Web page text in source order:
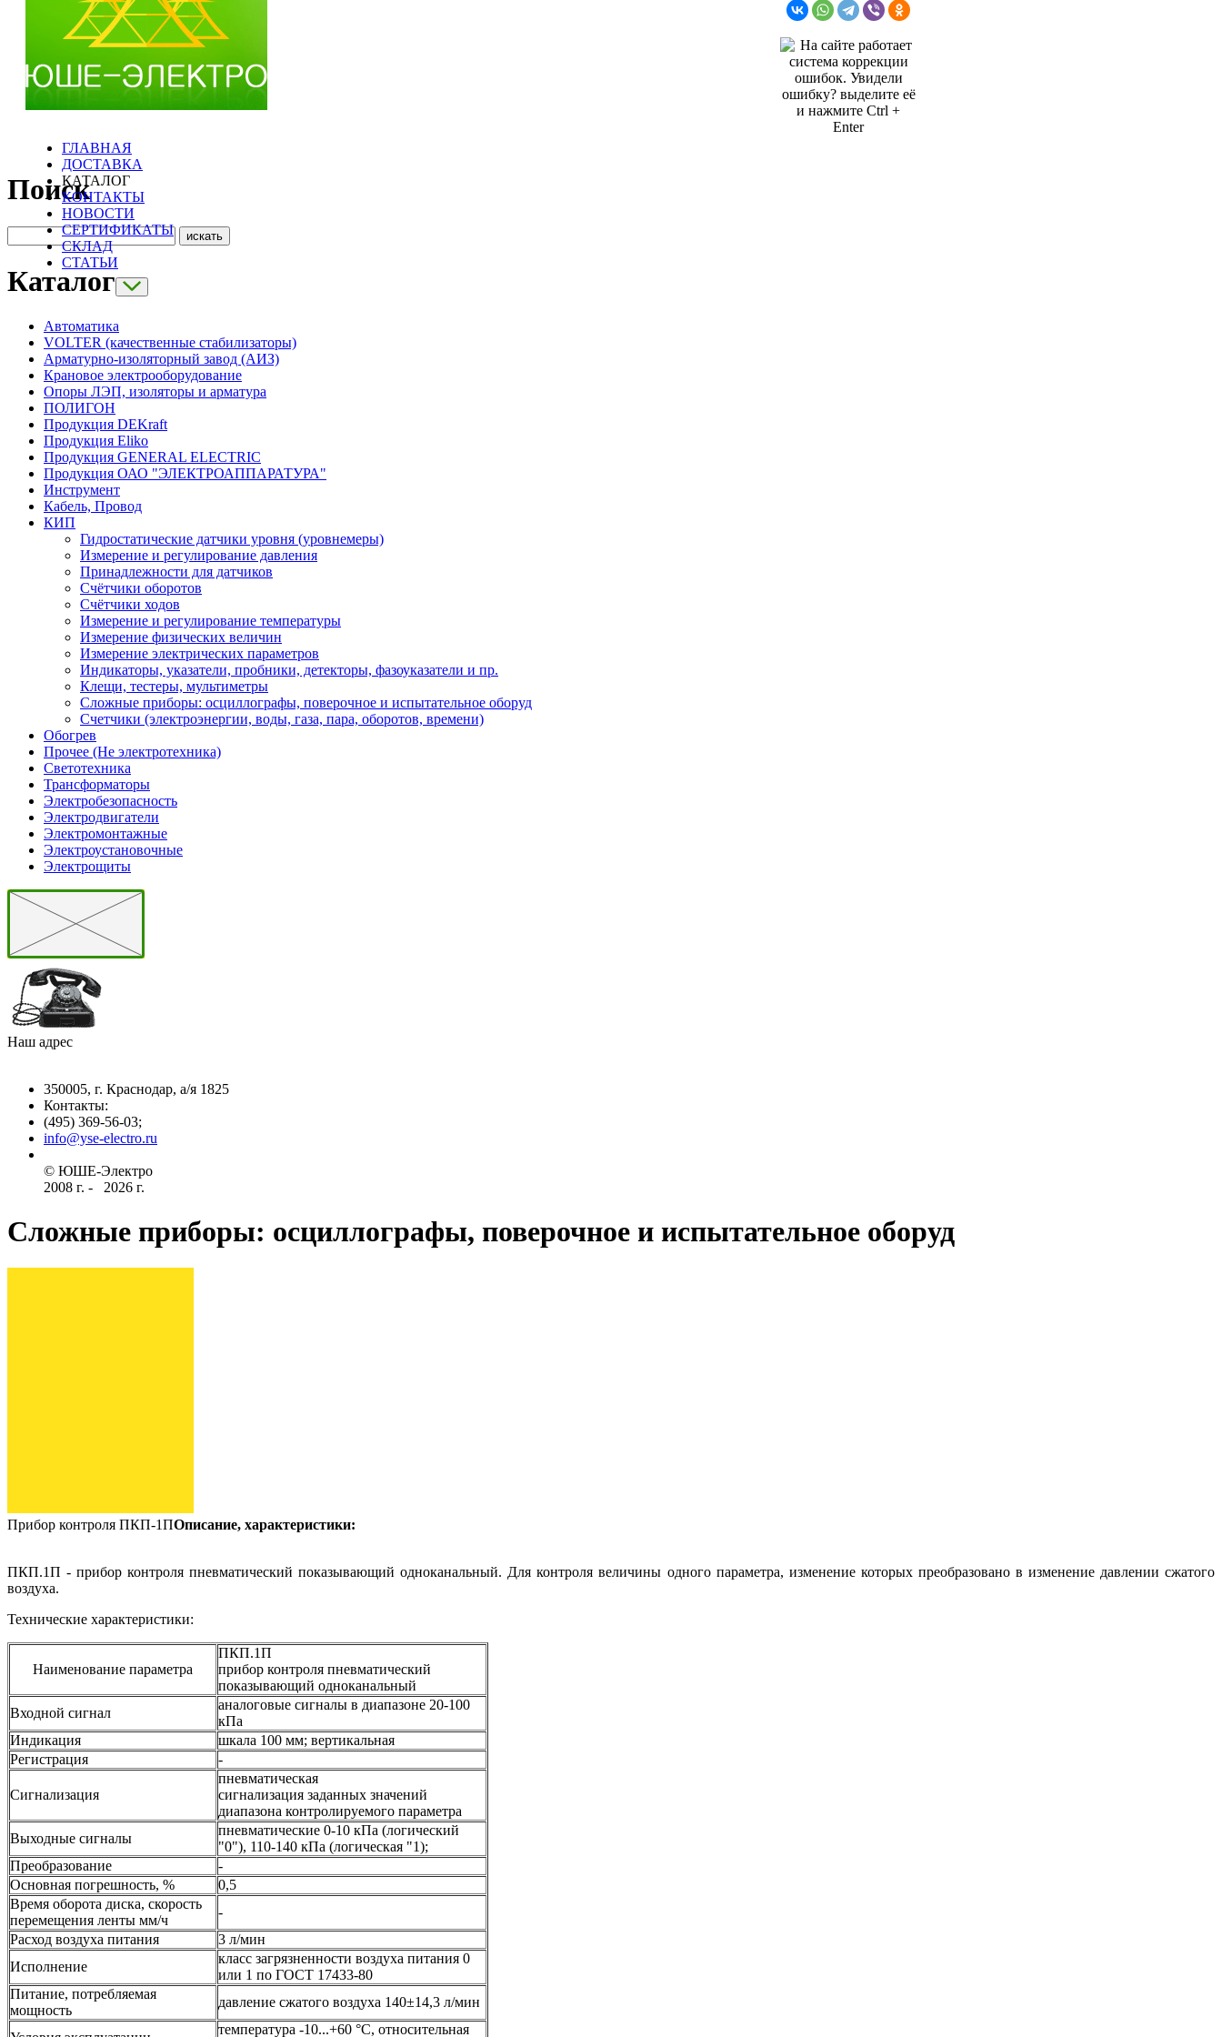
ГЛАВНАЯ
ДОСТАВКА
КАТАЛОГ
КОНТАКТЫ
НОВОСТИ
СЕРТИФИКАТЫ
СКЛАД
СТАТЬИ
Поиск
Каталог
Автоматика
VOLTER (качественные стабилизаторы)
Арматурно-изоляторный завод (АИЗ)
Крановое электрооборудование
Опоры ЛЭП, изоляторы и арматура
ПОЛИГОН
Продукция DEKraft
Продукция Eliko
Продукция GENERAL ELECTRIC
Продукция ОАО "ЭЛЕКТРОАППАРАТУРА"
Инструмент
Кабель, Провод
КИП
Гидростатические датчики уровня (уровнемеры)
Измерение и регулирование давления
Принадлежности для датчиков
Счётчики оборотов
Счётчики ходов
Измерение и регулирование температуры
Измерение физических величин
Измерение электрических параметров
Индикаторы, указатели, пробники, детекторы, фазоуказатели и пр.
Клещи, тестеры, мультиметры
Сложные приборы: осциллографы, поверочное и испытательное оборуд
Счетчики (электроэнергии, воды, газа, пара, оборотов, времени)
Обогрев
Прочее (Не электротехника)
Светотехника
Трансформаторы
Электробезопасность
Электродвигатели
Электромонтажные
Электроустановочные
Электрощиты
Наш адрес
350005, г. Краснодар, а/я 1825
Контакты: ­
(495) 369-56-03;
info@yse-electro.ru­
© ЮШЕ-Эл­ектро ­
2008 г­. - ­ ­­­­­
2026 г.
Сложные приборы: осциллографы, поверочное и испытательное оборуд
Прибор контроля ПКП-1ПОписание, характеристики:
ПКП.1П - прибор контроля пневматический показывающий одноканальный. Для контроля величины одного параметра, изменение которых преобразовано в изменение давлении сжатого
воздуха.
Технические характеристики:
Наименование параметра
ПКП.1П
прибор контроля пневматический
показывающий одноканальный
Входной сигнал
аналоговые сигналы в диапазоне 20-100
кПа
Индикация
шкала 100 мм; вертикальная
Регистрация
-
Сигнализация
пневматическая
сигнализация заданных значений
диапазона контролируемого параметра
Выходные сигналы
пневматические 0-10 кПа (логический
"0"), 110-140 кПа (логическая "1);
Преобразование
-
Основная погрешность, %
0,5
Время оборота диска, скорость
перемещения ленты мм/ч
-
Расход воздуха питания
3 л/мин
Исполнение
класс загрязненности воздуха питания 0
или 1 по ГОСТ 17433-80
Питание, потребляемая
мощность
давление сжатого воздуха 140±14,3 л/мин
температура -10...+60 °С, относительная